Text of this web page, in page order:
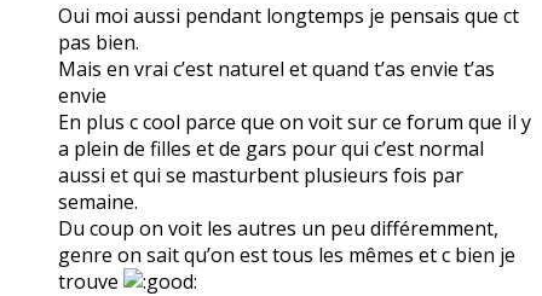
Oui moi aussi pendant longtemps je pensais que ct
pas bien.
Mais en vrai c’est naturel et quand t’as envie t’as
envie
En plus c cool parce que on voit sur ce forum que il y
a plein de filles et de gars pour qui c’est normal
aussi et qui se masturbent plusieurs fois par
semaine.
Du coup on voit les autres un peu différemment,
genre on sait qu’on est tous les mêmes et c bien je
trouve